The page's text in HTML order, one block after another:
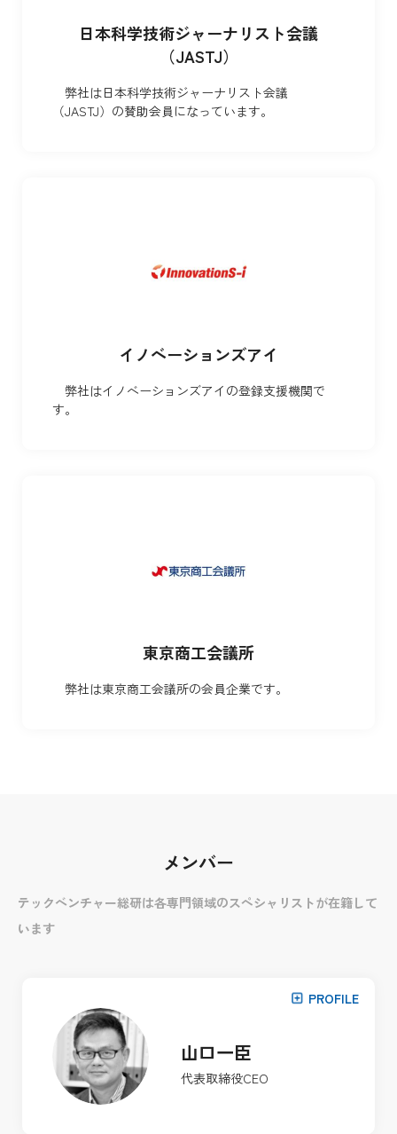
日本科学技術ジャーナリスト会議
（JASTJ）
弊社は日本科学技術ジャーナリスト会議
（JASTJ）の賛助会員になっています。
イノベーションズアイ
弊社はイノベーションズアイの登録支援機関で
す。
東京商工会議所
弊社は東京商工会議所の会員企業です。
メンバー
テックベンチャー総研は各専門領域のスペシャリストが在籍して
います
PROFILE
山口一臣
代表取締役CEO